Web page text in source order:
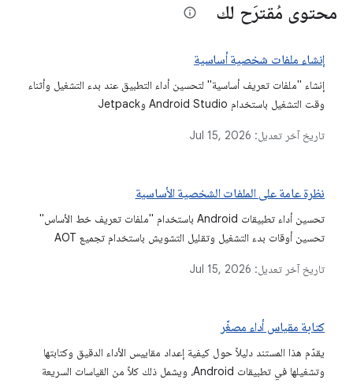
محتوى مُقترَح لك
إنشاء ملفات شخصية أساسية
إنشاء "ملفات تعريف أساسية" لتحسين أداء التطبيق عند بدء التشغيل وأثناء
وقت التشغيل باستخدام Android Studio وJetpack
تاريخ آخر تعديل: Jul 15, 2026
نظرة عامة على الملفات الشخصية الأساسية
تحسين أداء تطبيقات Android باستخدام "ملفات تعريف خط الأساس"
تحسين أوقات بدء التشغيل وتقليل التشويش باستخدام تجميع AOT
تاريخ آخر تعديل: Jul 15, 2026
كتابة مقياس أداء مصغّر
يقدّم هذا المستند دليلاً حول كيفية إعداد مقاييس الأداء الدقيق وكتابتها
وتشغيلها في تطبيقات Android، ويشمل ذلك كلاً من القياسات السريعة